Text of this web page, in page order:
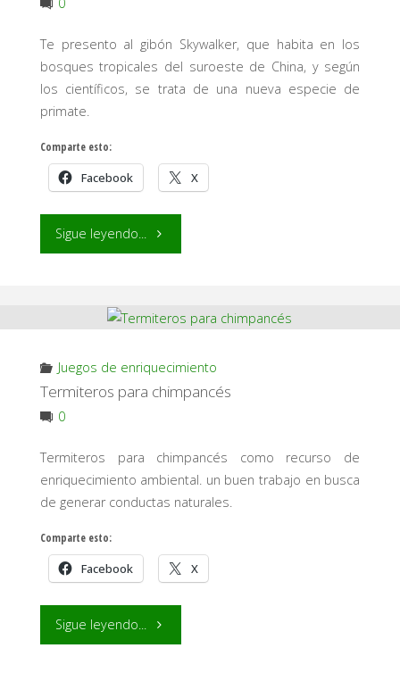
gorilas.
Un
extinción."
Te presento al gibón Skywalker, que habita en los
bosques tropicales del suroeste de China, y según
los científicos, se trata de una nueva especie de
primate.
Comparte esto:
Facebook X
Sigue leyendo... "Te
al
Skywalker."
Juegos de enriquecimiento
Termiteros para chimpancés
0
Termiteros para chimpancés como recurso de
enriquecimiento ambiental. un buen trabajo en busca
de generar conductas naturales.
Comparte esto:
Facebook X
Sigue leyendo... "Termiteros